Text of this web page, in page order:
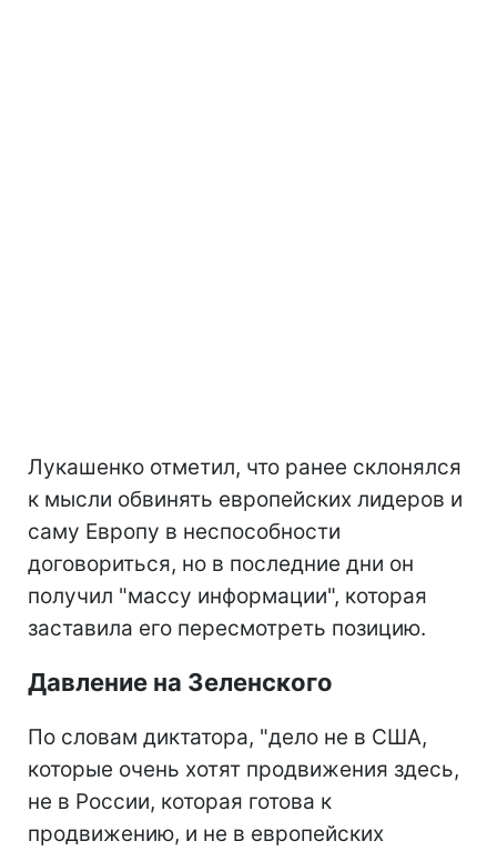
Лукашенко отметил, что ранее склонялся
к мысли обвинять европейских лидеров и
саму Европу в неспособности
договориться, но в последние дни он
получил "массу информации", которая
заставила его пересмотреть позицию.
Давление на Зеленского
По словам диктатора, "дело не в США,
которые очень хотят продвижения здесь,
не в России, которая готова к
продвижению, и не в европейских